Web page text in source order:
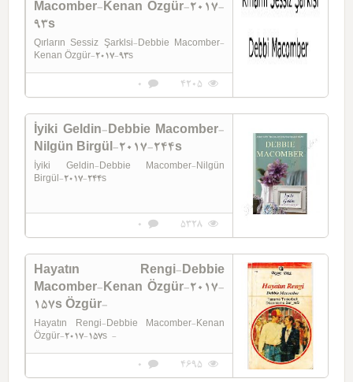
Macomber-Kenan Özgür-2017-
93s
Qırların Sessiz Şarklsi-Debbie Macomber-
Kenan Özgür-2017-93s
4205
0
İyiki Geldin-Debbie Macomber-
Nilgün Birgül-2017-244s
İyiki Geldin-Debbie Macomber-Nilgün
Birgül-2017-244s
5328
0
Hayatın Rengi-Debbie
Macomber-Kenan Özgür-2017-
157s Özgür-
Hayatın Rengi-Debbie Macomber-Kenan
Özgür-2017-157s -
4695
0